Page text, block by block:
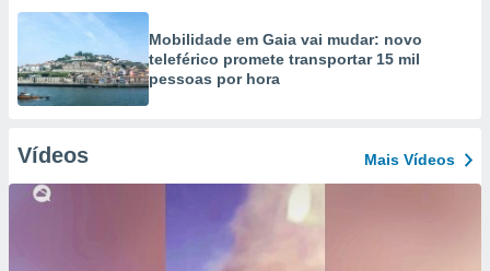
Mobilidade em Gaia vai mudar: novo
teleférico promete transportar 15 mil
pessoas por hora
Vídeos Mais Vídeos